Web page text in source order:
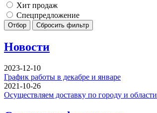
Хит продаж
Спецпредложение
Отбор Сбросить фильтр
Новости
2023-12-10
График работы в декабре и январе
2021-10-26
Осуществляем доставку по городу и области